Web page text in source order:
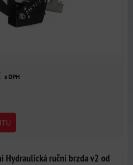
s DPH
Hydraulická ruční brzda v2 od